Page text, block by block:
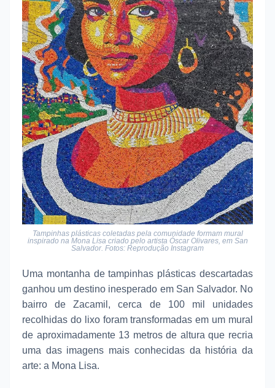
Tampinhas plásticas coletadas pela comunidade formam mural
inspirado na Mona Lisa criado pelo artista Óscar Olivares, em San
Salvador. Fotos: Reprodução Instagram
Uma montanha de tampinhas plásticas descartadas
ganhou um destino inesperado em San Salvador. No
bairro de Zacamil, cerca de 100 mil unidades
recolhidas do lixo foram transformadas em um mural
de aproximadamente 13 metros de altura que recria
uma das imagens mais conhecidas da história da
arte: a Mona Lisa.